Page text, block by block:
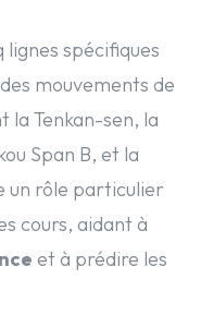
spécifiques
mouvements de
la Tenkan-sen, la
Span B, et la
un rôle particulier
cours, aidant à
et à prédire les